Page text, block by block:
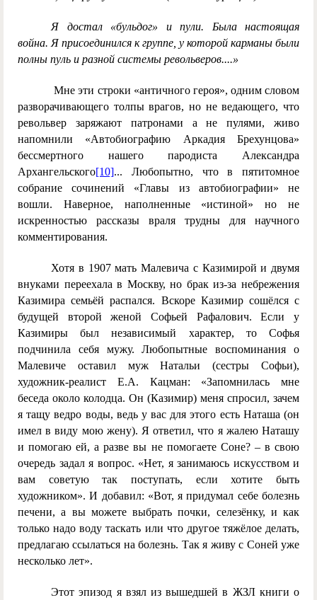
Я достал «бульдог» и пули. Была настоящая
война. Я присоединился к группе, у которой карманы были
полны пуль и разной системы револьверов....»
Мне эти строки «античного героя», одним словом
разворачивающего толпы врагов, но не ведающего, что
револьвер заряжают патронами а не пулями, живо
напомнили «Автобиографию Аркадия Брехунцова»
бессмертного нашего пародиста Александра
Архангельского[10]... Любопытно, что в пятитомное
собрание сочинений «Главы из автобиографии» не
вошли. Наверное, наполненные «истиной» но не
искренностью рассказы враля трудны для научного
комментирования.
Хотя в 1907 мать Малевича с Казимирой и двумя
внуками переехала в Москву, но брак из-за небрежения
Казимира семьёй распался. Вскоре Казимир сошёлся с
будущей второй женой Софьей Рафалович. Если у
Казимиры был независимый характер, то Софья
подчинила себя мужу. Любопытные воспоминания о
Малевиче оставил муж Натальи (сестры Софьи),
художник-реалист Е.А. Кацман: «Запомнилась мне
беседа около колодца. Он (Казимир) меня спросил, зачем
я тащу ведро воды, ведь у вас для этого есть Наташа (он
имел в виду мою жену). Я ответил, что я жалею Наташу
и помогаю ей, а разве вы не помогаете Соне? – в свою
очередь задал я вопрос. «Нет, я занимаюсь искусством и
вам советую так поступать, если хотите быть
художником». И добавил: «Вот, я придумал себе болезнь
печени, а вы можете выбрать почки, селезёнку, и как
только надо воду таскать или что другое тяжёлое делать,
предлагаю ссылаться на болезнь. Так я живу с Соней уже
несколько лет».
Этот эпизод я взял из вышедшей в ЖЗЛ книги о